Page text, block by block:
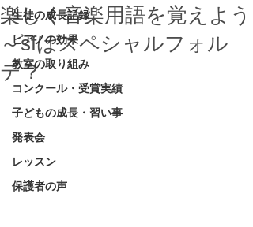
生徒の成長記録
ピアノの効果
教室の取り組み
コンクール・受賞実績
子どもの成長・習い事
発表会
レッスン
保護者の声
楽しく音楽用語を覚えよう
～sfはスペシャルフォル
テ？